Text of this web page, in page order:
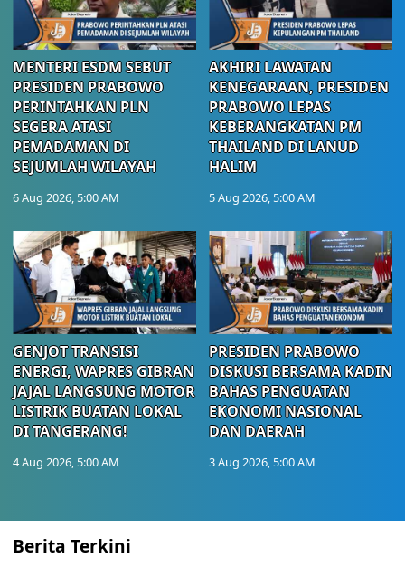
MENTERI ESDM SEBUT
PRESIDEN PRABOWO
PERINTAHKAN PLN
SEGERA ATASI
PEMADAMAN DI
SEJUMLAH WILAYAH
6 Aug 2026, 5:00 AM
AKHIRI LAWATAN
KENEGARAAN, PRESIDEN
PRABOWO LEPAS
KEBERANGKATAN PM
THAILAND DI LANUD
HALIM
5 Aug 2026, 5:00 AM
GENJOT TRANSISI
ENERGI, WAPRES GIBRAN
JAJAL LANGSUNG MOTOR
LISTRIK BUATAN LOKAL
DI TANGERANG!
4 Aug 2026, 5:00 AM
PRESIDEN PRABOWO
DISKUSI BERSAMA KADIN
BAHAS PENGUATAN
EKONOMI NASIONAL
DAN DAERAH
3 Aug 2026, 5:00 AM
Berita Terkini